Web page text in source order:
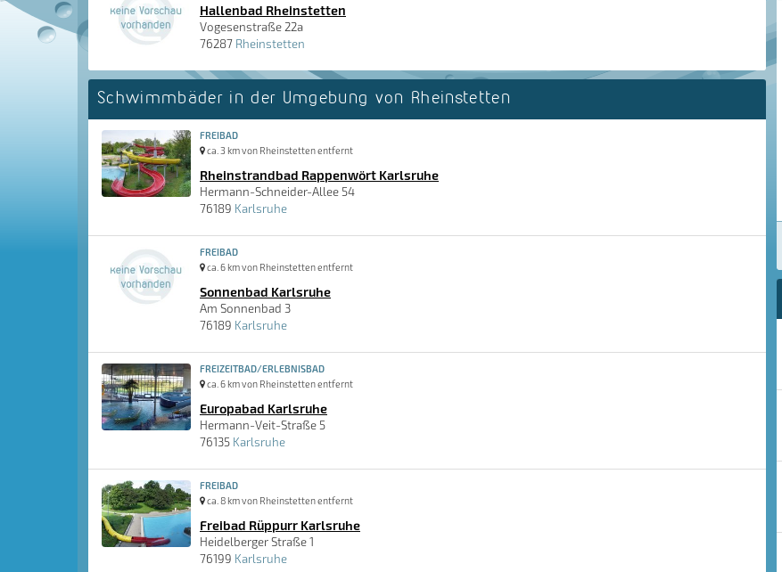
Hallenbad Rheinstetten
Vogesenstraße 22a
76287 Rheinstetten
Schwimmbäder in der Umgebung von Rheinstetten
FREIBAD
ca. 3 km von Rheinstetten entfernt
Rheinstrandbad Rappenwört Karlsruhe
Hermann-Schneider-Allee 54
76189 Karlsruhe
FREIBAD
ca. 6 km von Rheinstetten entfernt
Sonnenbad Karlsruhe
Am Sonnenbad 3
76189 Karlsruhe
FREIZEITBAD/ERLEBNISBAD
ca. 6 km von Rheinstetten entfernt
Europabad Karlsruhe
Hermann-Veit-Straße 5
76135 Karlsruhe
FREIBAD
ca. 8 km von Rheinstetten entfernt
Freibad Rüppurr Karlsruhe
Heidelberger Straße 1
76199 Karlsruhe